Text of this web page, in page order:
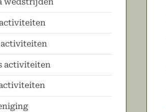
activiteiten
activiteiten